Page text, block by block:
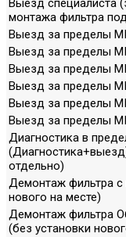
Выезд специалиста
монтажа фильтра
Выезд за пределы
Выезд за пределы
Выезд за пределы
Выезд за пределы
Выезд за пределы
Выезд за пределы
Диагностика в
отдельно)
Демонтаж фильтра с
нового на месте)
Демонтаж фильтра
(без установки